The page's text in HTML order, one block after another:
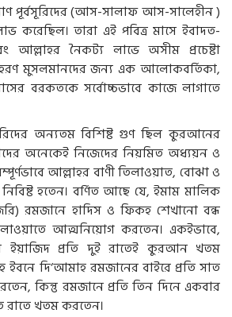
পূর্বসূরিদের (আস-সালাফ আস-সালেহীন )
করেছিল। তারা এই পবিত্র মাসে ইবাদত-
আল্লাহর নৈকট্য লাভে অসীম প্রচেষ্টা
মুসলমানদের জন্য এক আলোকবর্তিকা,
বরকতকে সর্বোচ্চভাবে কাজে লাগাতে
অন্যতম বিশিষ্ট গুণ ছিল কুরআনের
অনেকেই নিজেদের নিয়মিত অধ্যয়ন ও
আল্লাহর বাণী তিলাওয়াত, বোঝা ও
নিবিষ্ট হতেন। বর্ণিত আছে যে, ইমাম মালিক
রমজানে হাদিস ও ফিকহ শেখানো বন্ধ
আত্মনিয়োগ করতেন। একইভাবে,
প্রতি দুই রাতেই কুরআন খতম
দি‘আমাহ রমজানের বাইরে প্রতি সাত
কিন্তু রমজানে প্রতি তিন দিনে একবার
রাতে খতম করতেন।